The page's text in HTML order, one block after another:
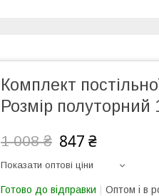
Комплект
Розмір полуторний
1 008 ₴ 847 ₴
Показати оптові ціни
Готово до відправки Оптом і в